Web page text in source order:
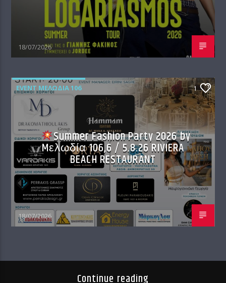
18/07/2026
EVENT ΜΕΛΩΔΊΑ 106 1
Summer Fashion Party 2026 by
Mελωδία 106,6 / 5.8.26 RIVIERA
BEACH RESTAURANT
18/07/2026
Continue reading